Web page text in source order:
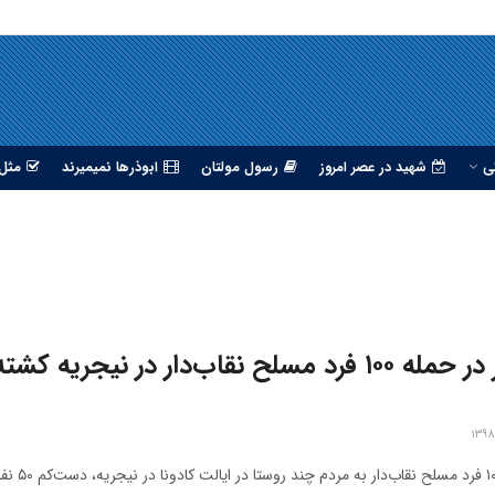
شهید در عصر امروز رسول مولتان ابوذرها نمیمیرند
۵۰ نفر در حمله ۱۰۰ فرد مسلح نقاب‌دار در نیجریه
در حمله ۱۰۰